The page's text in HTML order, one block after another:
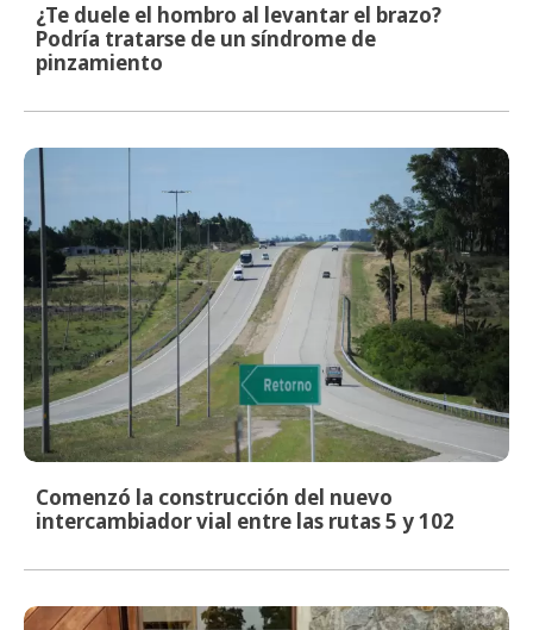
¿Te duele el hombro al levantar el brazo?
Podría tratarse de un síndrome de
pinzamiento
Comenzó la construcción del nuevo
intercambiador vial entre las rutas 5 y 102